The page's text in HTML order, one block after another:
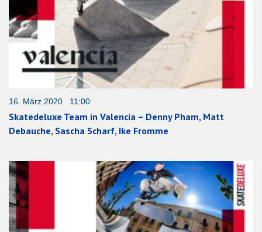
16. März 2020 11:00
Skatedeluxe Team in Valencia – Denny Pham, Matt
Debauche, Sascha Scharf, Ike Fromme